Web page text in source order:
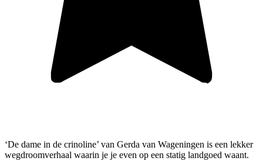
‘De dame in de crinoline’ van Gerda van Wageningen is een lekker
wegdroomverhaal waarin je je even op een statig landgoed waant.